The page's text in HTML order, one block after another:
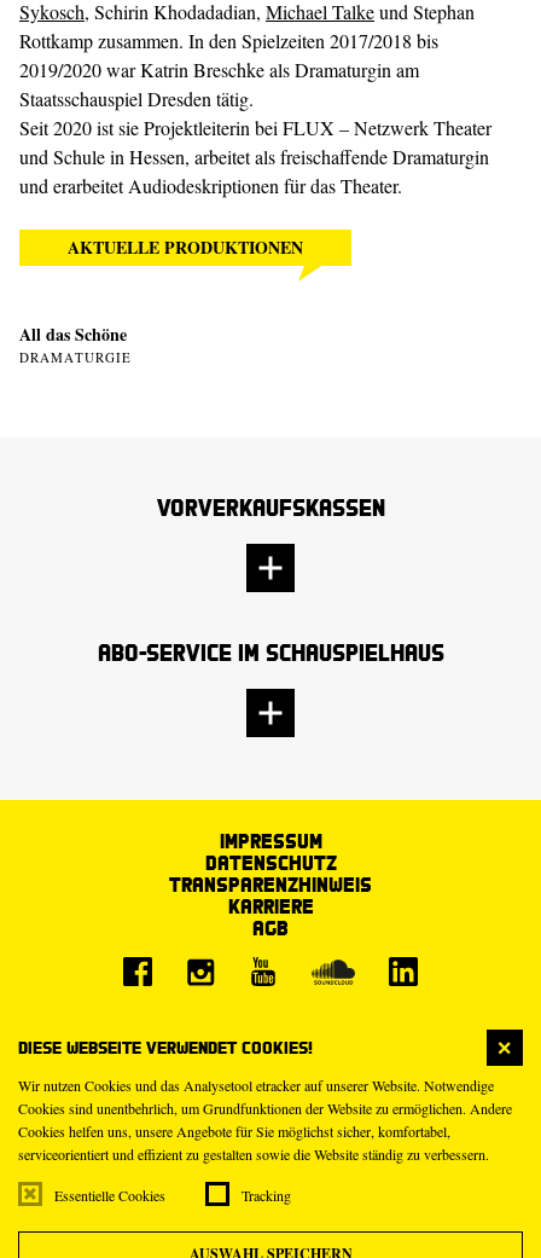
Diese Webseite verwendet Cookies!
Wir nutzen Cookies und das Analysetool etracker auf unserer Website. Notwendige
Cookies sind unentbehrlich, um Grundfunktionen der Website zu ermöglichen. Andere
Cookies helfen uns, unsere Angebote für Sie möglichst sicher, komfortabel,
serviceorientiert und effizient zu gestalten sowie die Website ständig zu verbessern.
Essentielle Cookies Tracking
AUSWAHL SPEICHERN
Sykosch, Schirin Khodadadian, Michael Talkeund Stephan
Rottkamp zusammen. In den Spielzeiten 2017/2018 bis
2019/2020 war Katrin Breschke als Dramaturgin am
Staatsschauspiel Dresden tätig.
Seit 2020 ist sie Projektleiterin bei FLUX – Netzwerk Theater
und Schule in Hessen, arbeitet als freischaffende Dramaturgin
und erarbeitet Audiodeskriptionen für das Theater.
AKTUELLE PRODUKTIONEN
All das Schöne
DRAMATURGIE
Vorverkaufskassen
Abo-Service im Schauspielhaus
Impressum
Datenschutz
Transparenzhinweis
Karriere
AGB